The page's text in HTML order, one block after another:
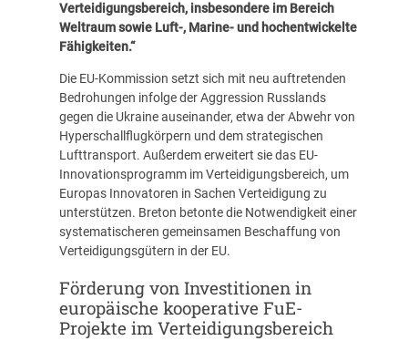
Verteidigungsbereich, insbesondere im Bereich
Weltraum sowie Luft-, Marine- und hochentwickelte
Fähigkeiten.“
Die EU-Kommission setzt sich mit neu auftretenden
Bedrohungen infolge der Aggression Russlands
gegen die Ukraine auseinander, etwa der Abwehr von
Hyperschallflugkörpern und dem strategischen
Lufttransport. Außerdem erweitert sie das EU-
Innovationsprogramm im Verteidigungsbereich, um
Europas Innovatoren in Sachen Verteidigung zu
unterstützen. Breton betonte die Notwendigkeit einer
systematischeren gemeinsamen Beschaffung von
Verteidigungsgütern in der EU.
Förderung von Investitionen in
europäische kooperative FuE-
Projekte im Verteidigungsbereich